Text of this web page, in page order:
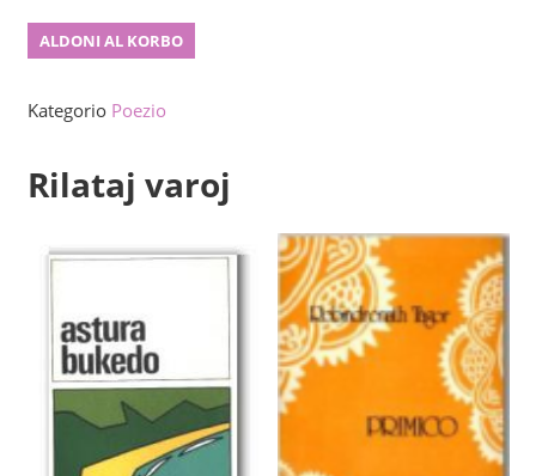
Du
kvanto
ALDONI AL KORBO
Kategorio Poezio
Rilataj varoj